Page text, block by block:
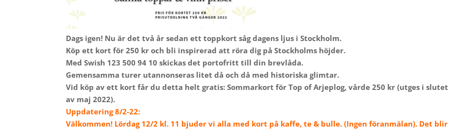
Dags igen! Nu är det två år sedan ett toppkort såg dagens ljus i Stockholm.
Köp ett kort för 250 kr och bli inspirerad att röra dig på Stockholms höjder.
Med Swish 123 500 94 10 skickas det portofritt till din brevlåda.
Gemensamma turer utannonseras litet då och då med historiska glimtar.
Vid köp av ett kort får du detta helt gratis: Sommarkort för Top of Arjeplog, vårde 250 kr (utges i slutet
av maj 2022).
Uppdatering 8/2-22:
Välkommen! Lördag 12/2 kl. 11 bjuder vi alla med kort på kaffe, te & bulle. (Ingen föranmälan). Det blir